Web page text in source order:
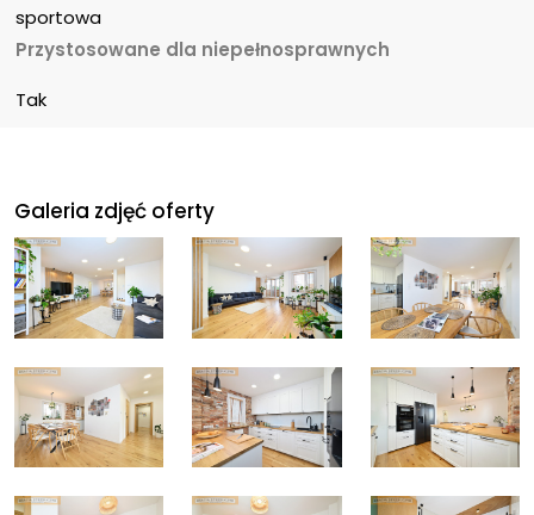
sportowa
Przystosowane dla niepełnosprawnych
Tak
Galeria zdjęć oferty